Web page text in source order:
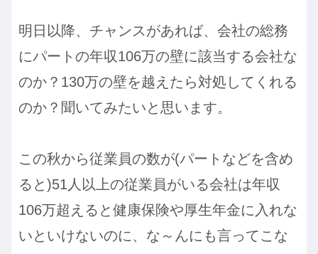
明日以降、チャンスがあれば、会社の総務
にパートの年収106万の壁に該当する会社な
のか？130万の壁を越えたら対処してくれる
のか？聞いてみたいと思います。
この秋から従業員の数が(パートなどを含め
ると)51人以上の従業員がいる会社は年収
106万超えると健康保険や厚生年金に入れな
いといけないのに、な～んにも言ってこな